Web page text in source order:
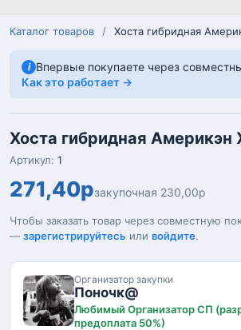
Каталог товаров / Хоста гибридная
i Впервые покупаете через
Как это работает →
Хоста гибридная Америкэн
Артикул: 1
271,40рзакупочная 230,00р
Чтобы заказать товар через совместную
— зарегистрируйтесь или войдите.
Организатор закупки
Поночк@
Любимый Организатор СП
предоплата 50%)